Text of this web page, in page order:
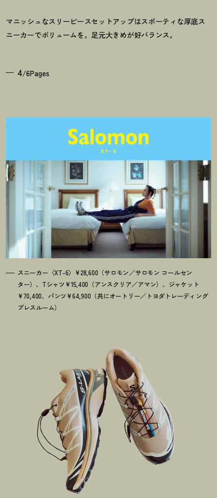
マニッシュなスリーピースセットアップはスポーティな厚底ス
ニーカーでボリュームを。足元大きめが好バランス。
4/6Pages
スニーカー〈XT-6〉¥28,600（サロモン／サロモン コールセン
ター）、Tシャツ¥15,400（アンスクリア／アマン）、ジャケット
¥70,400、パンツ¥64,900（共にオートリー／トヨダトレーディング
プレスルーム）